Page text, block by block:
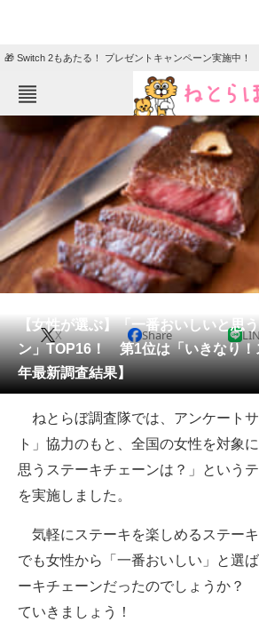
🎁 Switch 2もあたる！ プレゼントキャンペーン実施中！
ねとらぼメニュー
ニュース
エンタメ クイズ
グルメ 地域
住まい 教育・育児
動物 リサーチ
会員記事
メディア
注目記事を集めた総合ページ
ITの今と未来を見通す
スマホと通信の最新トレンド
好きが集まる 比べて選べる
ビジネスと働き方のヒント
【女性が選ぶ】「一番おいしいと思
ン」TOP16！ 第1位は「いきなり！
年最新調査結果】
X Share
ねとらぼ調査隊では、アンケート
ト」協力のもと、全国の女性を対象
思うステーキチェーンは？」という
を実施しました。
気軽にステーキを楽しめるステー
でも女性から「一番おいしい」と選
ーキチェーンだったのでしょうか？
ていきましょう！